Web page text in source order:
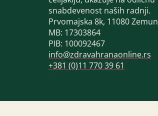
snabdevenost naših radnji.
Prvomajska 8k, 11080 Zemun
MB: 17303864
PIB: 100092467
info@zdravahranaonline.rs
+381 (0)11 770 39 61